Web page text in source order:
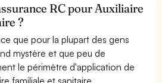
RC pour Auxiliaire
?
que pour la plupart des gens
mystère et que peu de
le périmètre d'application de
familiale et sanitaire.